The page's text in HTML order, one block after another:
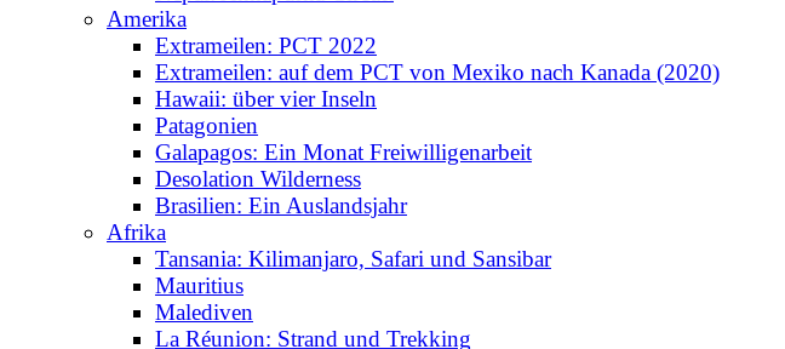
Amerika
Extrameilen: PCT 2022
Extrameilen: auf dem PCT von Mexiko nach Kanada (2020)
Hawaii: über vier Inseln
Patagonien
Galapagos: Ein Monat Freiwilligenarbeit
Desolation Wilderness
Brasilien: Ein Auslandsjahr
Afrika
Tansania: Kilimanjaro, Safari und Sansibar
Mauritius
Malediven
La Réunion: Strand und Trekking